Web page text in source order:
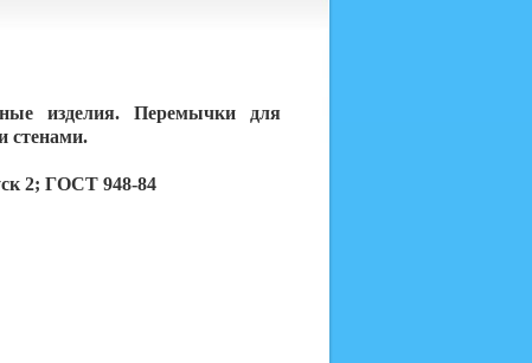
изделия. Перемычки для
стенами.
2; ГОСТ 948-84